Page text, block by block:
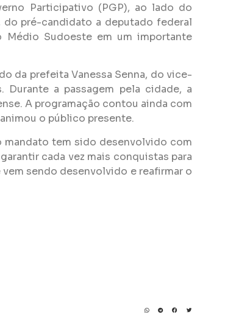
Participativo (PGP), ao lado do
pré-candidato a deputado federal
Médio Sudoeste em um importante
da prefeita Vanessa Senna, do vice-
a passagem pela cidade, a
A programação contou ainda com
o público presente.
mandato tem sido desenvolvido com
cada vez mais conquistas para
sendo desenvolvido e reafirmar o